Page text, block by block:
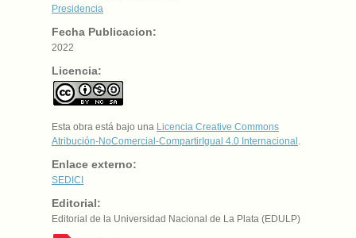
Presidencia
Fecha Publicacion:
2022
Licencia:
Esta obra está bajo una Licencia Creative Commons
Atribución-NoComercial-CompartirIgual 4.0 Internacional
Enlace externo:
SEDICI
Editorial:
Editorial de la Universidad Nacional de La Plata (EDULP)